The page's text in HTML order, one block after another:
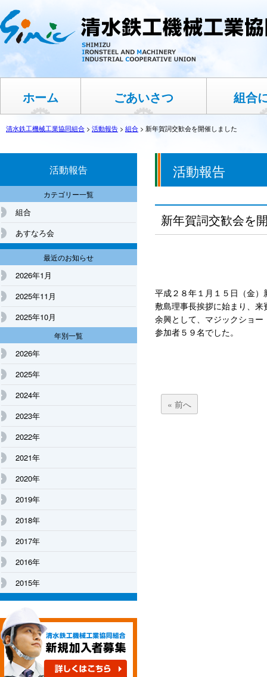
ホーム ごあいさつ 組合
清水鉄工機械工業協同組合 > 活動報告 > 組合 > 新年賀詞交歓会を開催しました
活動報告
新年賀詞交歓会を
平成２８年１月１５日（金
敷島理事長挨拶に始まり、
余興として、マジックショ
参加者５９名でした。
« 前へ
活動報告
カテゴリー一覧
組合
あすなろ会
最近のお知らせ
2026年1月
2025年11月
2025年10月
年別一覧
2026年
2025年
2024年
2023年
2022年
2021年
2020年
2019年
2018年
2017年
2016年
2015年